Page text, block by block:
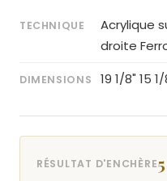
TECHNIQUE
Acrylique
droite
DIMENSIONS 19 1/8" 15
RÉSULTAT D'ENCHÈRE